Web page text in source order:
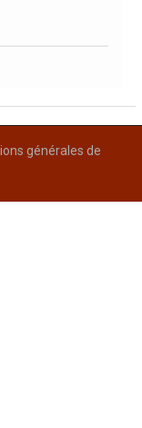
générales de